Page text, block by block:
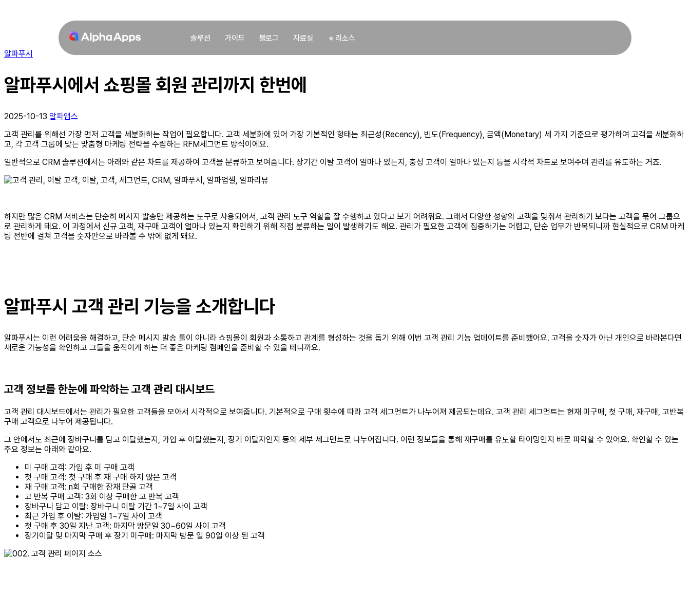
솔루션 가이드 블로그 자료실 🔹리소스
알파푸시
알파푸시에서 쇼핑몰 회원 관리까지 한번에
2025-10-13 알파앱스
고객 관리를 위해선 가장 먼저 고객을 세분화하는 작업이 필요합니다. 고객 세분화에 있어 가장 기본적인 형태는 최근성(Recency), 빈도(Frequency), 금액(Monetary) 세 가지 기준으로 평가하여 고객을 세분화하
고, 각 고객 그룹에 맞는 맞춤형 마케팅 전략을 수립하는 RFM세그먼트 방식이에요.
일반적으로 CRM 솔루션에서는 아래와 같은 차트를 제공하여 고객을 분류하고 보여줍니다. 장기간 이탈 고객이 얼마나 있는지, 충성 고객이 얼마나 있는지 등을 시각적 차트로 보여주며 관리를 유도하는 거죠.
하지만 많은 CRM 서비스는 단순히 메시지 발송만 제공하는 도구로 사용되어서, 고객 관리 도구 역할을 잘 수행하고 있다고 보기 어려워요. 그래서 다양한 성향의 고객을 맞춰서 관리하기 보다는 고객을 묶어 그룹으
로 관리하게 돼요. 이 과정에서 신규 고객, 재구매 고객이 얼마나 있는지 확인하기 위해 직접 분류하는 일이 발생하기도 해요. 관리가 필요한 고객에 집중하기는 어렵고, 단순 업무가 반복되니까 현실적으로 CRM 마케
팅 전반에 걸쳐 고객을 숫자만으로 바라볼 수 밖에 없게 돼요.
알파푸시 고객 관리 기능을 소개합니다
알파푸시는 이런 어려움을 해결하고, 단순 메시지 발송 툴이 아니라 쇼핑몰이 회원과 소통하고 관계를 형성하는 것을 돕기 위해 이번 고객 관리 기능 업데이트를 준비했어요. 고객을 숫자가 아닌 개인으로 바라본다면
새로운 가능성을 확인하고 그들을 움직이게 하는 더 좋은 마케팅 캠페인을 준비할 수 있을 테니까요.
고객 정보를 한눈에 파악하는 고객 관리 대시보드
고객 관리 대시보드에서는 관리가 필요한 고객들을 모아서 시각적으로 보여줍니다. 기본적으로 구매 횟수에 따라 고객 세그먼트가 나누어져 제공되는데요. 고객 관리 세그먼트는 현재 미구매, 첫 구매, 재구매, 고반복
구매 고객으로 나누어 제공됩니다.
그 안에서도 최근에 장바구니를 담고 이탈했는지, 가입 후 이탈했는지, 장기 이탈자인지 등의 세부 세그먼트로 나누어집니다. 이런 정보들을 통해 재구매를 유도할 타이밍인지 바로 파악할 수 있어요. 확인할 수 있는
주요 정보는 아래와 같아요.
미 구매 고객: 가입 후 미 구매 고객
첫 구매 고객: 첫 구매 후 재 구매 하지 않은 고객
재 구매 고객: n회 구매한 잠재 단골 고객
고 반복 구매 고객: 3회 이상 구매한 고 반복 고객
장바구니 담고 이탈: 장바구니 이탈 기간 1~7일 사이 고객
최근 가입 후 이탈: 가입일 1~7일 사이 고객
첫 구매 후 30일 지난 고객: 마지막 방문일 30~60일 사이 고객
장기이탈 및 마지막 구매 후 장기 미구매: 마지막 방문 일 90일 이상 된 고객